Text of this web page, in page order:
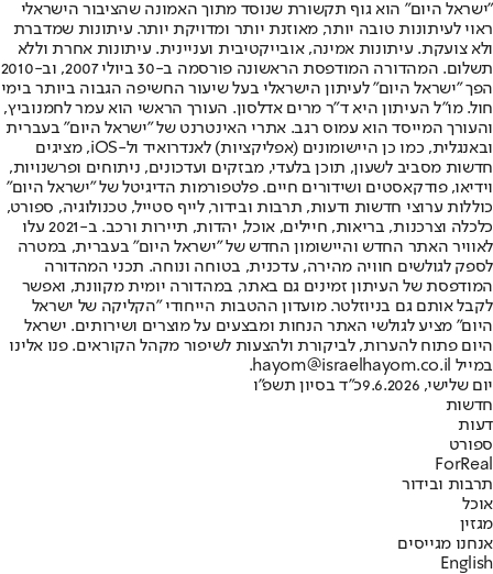
"ישראל היום" הוא גוף תקשורת שנוסד מתוך האמונה שהציבור הישראלי
ראוי לעיתונות טובה יותר, מאוזנת יותר ומדויקת יותר. עיתונות שמדברת
ולא צועקת. עיתונות אמינה, אובייקטיבית ועניינית. עיתונות אחרת וללא
תשלום. המהדורה המודפסת הראשונה פורסמה ב-30 ביולי 2007, וב-2010
הפך "ישראל היום" לעיתון הישראלי בעל שיעור החשיפה הגבוה ביותר בימי
חול. מו"ל העיתון היא ד"ר מרים אדלסון. העורך הראשי הוא עמר לחמנוביץ,
והעורך המייסד הוא עמוס רגב. אתרי האינטרנט של "ישראל היום" בעברית
ובאנגלית, כמו כן היישומונים (אפליקציות) לאנדרואיד ול-iOS, מציגים
חדשות מסביב לשעון, תוכן בלעדי, מבזקים ועדכונים, ניתוחים ופרשנויות,
וידיאו, פודקאסטים ושידורים חיים. פלטפורמות הדיגיטל של "ישראל היום"
כוללות ערוצי חדשות ודעות, תרבות ובידור, לייף סטייל, טכנולוגיה, ספורט,
כלכלה וצרכנות, בריאות, חיילים, אוכל, יהדות, תיירות ורכב. ב-2021 עלו
לאוויר האתר החדש והיישומון החדש של "ישראל היום" בעברית, במטרה
לספק לגולשים חוויה מהירה, עדכנית, בטוחה ונוחה. תכני המהדורה
המודפסת של העיתון זמינים גם באתר, במהדורה יומית מקוונת, ואפשר
לקבל אותם גם בניוזלטר. מועדון ההטבות הייחודי "הקליקה של ישראל
היום" מציע לגולשי האתר הנחות ומבצעים על מוצרים ושירותים. ישראל
היום פתוח להערות, לביקורת ולהצעות לשיפור מקהל הקוראים. פנו אלינו
במייל hayom@israelhayom.co.il.
יום שלישי, 9.6.2026
כ"ד בסיון תשפ"ו
חדשות
דעות
ספורט
ForReal
תרבות ובידור
אוכל
מגזין
אנחנו מגייסים
English